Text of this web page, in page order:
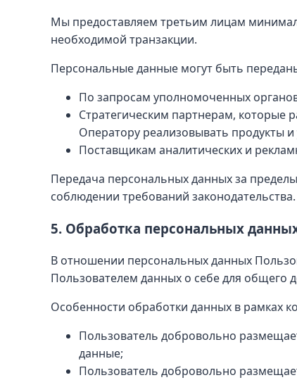
Мы предоставляем третьим лицам
необходимой транзакции.
Персональные данные могут быть
По запросам уполномоченных
Стратегическим партнерам, которые
Оператору реализовывать продукты
Поставщикам аналитических и
Передача персональных данных за
соблюдении требований законодательства.
5. Обработка персональных
В отношении персональных данных
Пользователем данных о себе для общего
Особенности обработки данных в рамках
Пользователь добровольно
данные;
Пользователь добровольно